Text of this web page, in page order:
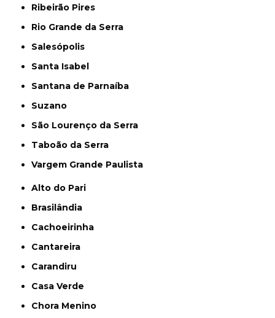
Ribeirão Pires
Rio Grande da Serra
Salesópolis
Santa Isabel
Santana de Parnaíba
Suzano
São Lourenço da Serra
Taboão da Serra
Vargem Grande Paulista
Alto do Pari
Brasilândia
Cachoeirinha
Cantareira
Carandiru
Casa Verde
Chora Menino